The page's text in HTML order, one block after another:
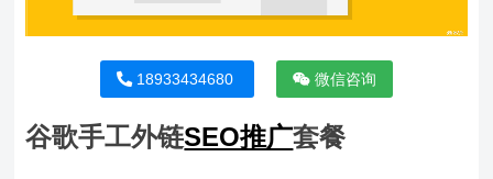
18933434680 微信咨询
谷歌手工外链SEO推广套餐